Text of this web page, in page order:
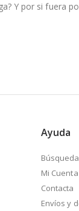
Y por si fuera
Ayuda
Mi Cuenta
Contacta
Envíos y